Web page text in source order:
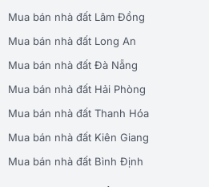
Mua bán nhà đất Lâm Đồng
Mua bán nhà đất Long An
Mua bán nhà đất Đà Nẵng
Mua bán nhà đất Hải Phòng
Mua bán nhà đất Thanh Hóa
Mua bán nhà đất Kiên Giang
Mua bán nhà đất Bình Định